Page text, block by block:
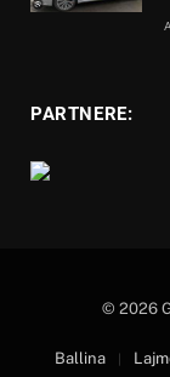
PARTNERE:
© 2026
Ballina